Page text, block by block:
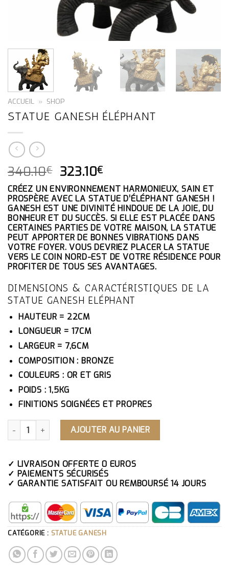
ACCUEIL » SHOP
STATUE GANESH ÉLÉPHANT
340.10€ LE
PRIX
INITIAL
ÉTAIT :
340.10€.
323.10€
PRIX
ACTUEL
EST :
323.10€.
CRÉEZ UN ENVIRONNEMENT HARMONIEUX, SAIN ET
PROSPÈRE AVEC LA STATUE D’ÉLÉPHANT GANESH !
GANESH EST UNE DIVINITÉ HINDOUE DE LA JOIE, DU
BONHEUR ET DU SUCCÈS. SI ELLE EST PLACÉE DANS
CERTAINES PARTIES DE VOTRE MAISON, LA STATUE
PEUT APPORTER DE BONNES VIBRATIONS DANS
VOTRE FOYER. VOUS DEVRIEZ PLACER LA STATUE
VERS LE COIN NORD-EST DE VOTRE RÉSIDENCE POUR
PROFITER DE TOUS SES AVANTAGES.
DIMENSIONS & CARACTÉRISTIQUES DE LA
STATUE GANESH ELÉPHANT
HAUTEUR = 22CM
LONGUEUR = 17CM
LARGEUR = 7,6CM
COMPOSITION : BRONZE
COULEURS : OR ET GRIS
POIDS : 1,5KG
FINITIONS SOIGNÉES ET PROPRES
QUANTITÉ DE STATUE GANESH ÉLÉPHANT
AJOUTER AU PANIER
✓ LIVRAISON OFFERTE 0 EUROS
✓ PAIEMENTS SÉCURISÉS
✓ GARANTIE SATISFAIT OU REMBOURSÉ 14 JOURS
CATÉGORIE : STATUE GANESH